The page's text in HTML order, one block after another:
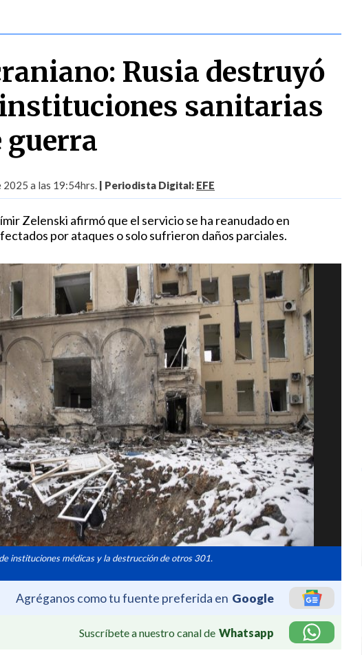
Rusia destruyó
sanitarias
guerra
2025 a las 19:54hrs. | Periodista Digital: EFE
Zelenski afirmó que el servicio se ha reanudado en
por ataques o solo sufrieron daños parciales.
instituciones médicas y la destrucción de otros 301.
Agréganos como tu fuente preferida en Google
Suscríbete a nuestro canal de Whatsapp